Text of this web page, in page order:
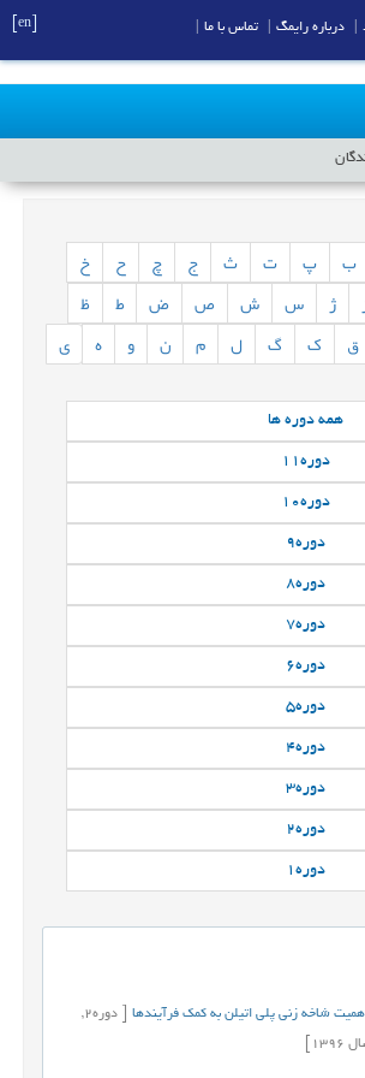
ب پ ت ث ج چ ح
خ
ژ س ش ص ض ط
ظ
ق ک گ ل م ن و ه ی
همه دوره ها
دوره11
دوره10
دوره9
دوره8
دوره7
دوره6
دوره5
دوره4
دوره3
دوره2
دوره1
شاخه زنی پلی اتیلن به کمک فرآیندها [ دوره 2,
درباره رایمگ تماس با ما